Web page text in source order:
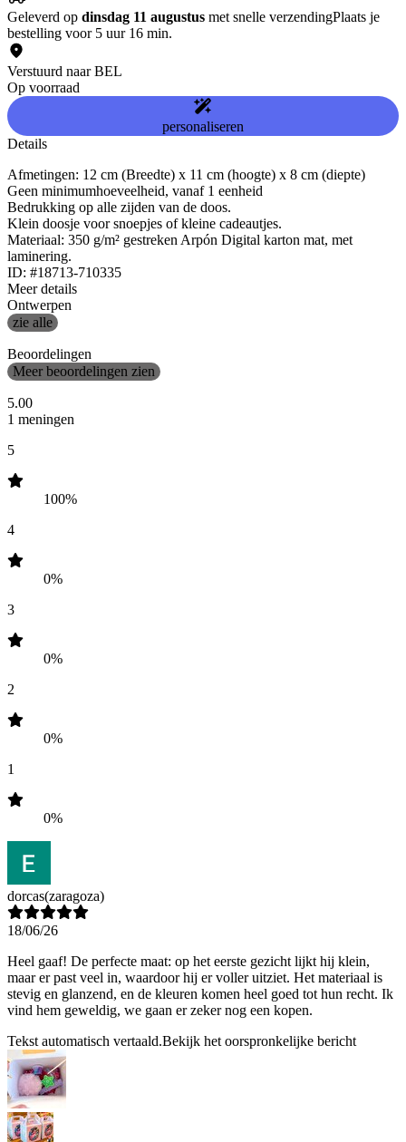
Geleverd op dinsdag 11 augustus met snelle verzendingPlaats je
bestelling voor 5 uur 16 min.
Verstuurd naar BEL
Op voorraad
personaliseren
Details
Afmetingen: 12 cm (Breedte) x 11 cm (hoogte) x 8 cm (diepte)
Geen minimumhoeveelheid, vanaf 1 eenheid
Bedrukking op alle zijden van de doos.
Klein doosje voor snoepjes of kleine cadeautjes.
Materiaal: 350 g/m² gestreken Arpón Digital karton mat, met
laminering.
ID: #18713-710335
Meer details
Ontwerpen
zie alle
Beoordelingen
Meer beoordelingen zien
5.00
1 meningen
5
100%
4
0%
3
0%
2
0%
1
0%
dorcas(zaragoza)
18/06/26
Heel gaaf! De perfecte maat: op het eerste gezicht lijkt hij klein,
maar er past veel in, waardoor hij er voller uitziet. Het materiaal is
stevig en glanzend, en de kleuren komen heel goed tot hun recht. Ik
vind hem geweldig, we gaan er zeker nog een kopen.
Tekst automatisch vertaald.Bekijk het oorspronkelijke bericht